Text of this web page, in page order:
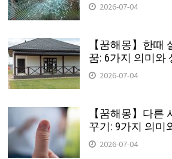
2026-07-04
【꿈해몽】한때
꿈: 6가지 의미와
2026-07-04
【꿈해몽】다른
꾸기: 9가지 의미
2026-07-04